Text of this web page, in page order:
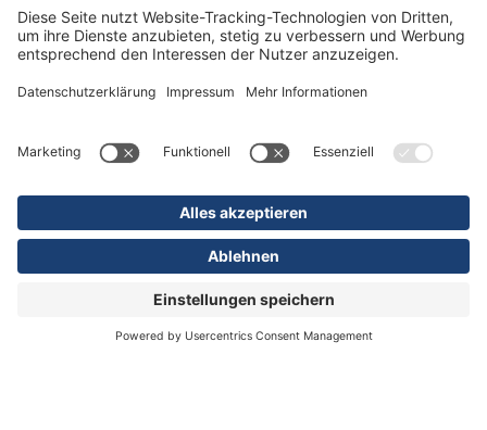
Impressum
© 2026 KLINIKEN DR. ERLER